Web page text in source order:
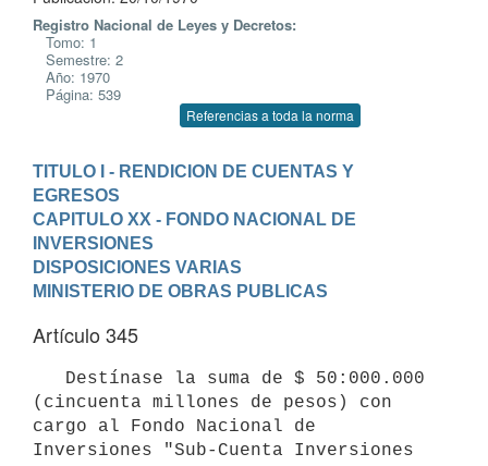
Registro Nacional de Leyes y Decretos:
Tomo: 1
Semestre: 2
Año: 1970
Página: 539
Referencias a toda la norma
TITULO I - RENDICION DE CUENTAS Y
EGRESOS
CAPITULO XX - FONDO NACIONAL DE
INVERSIONES
DISPOSICIONES VARIAS
MINISTERIO DE OBRAS PUBLICAS
Artículo 345
(cincuenta millones de pesos) con
cargo al Fondo Nacional de
Inversiones "Sub-Cuenta Inversiones